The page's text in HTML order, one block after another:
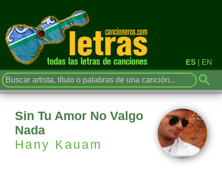
ES | EN
Sin Tu Amor No Valgo
Nada
Hany Kauam